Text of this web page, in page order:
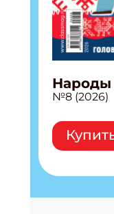
Народы
№8 (2026)